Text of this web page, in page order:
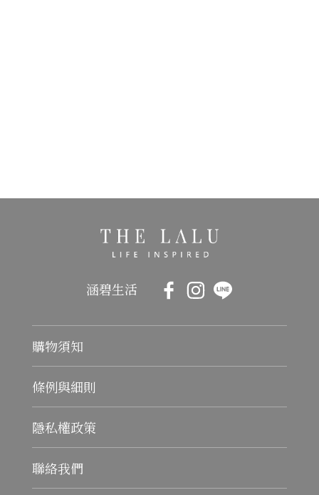
涵碧生活
購物須知
條例與細則
隱私權政策
聯絡我們